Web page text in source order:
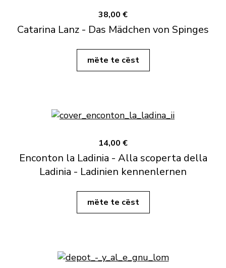
38,00 €
Catarina Lanz - Das Mädchen von Spinges
mëte te cëst
14,00 €
Enconton la Ladinia - Alla scoperta della
Ladinia - Ladinien kennenlernen
mëte te cëst